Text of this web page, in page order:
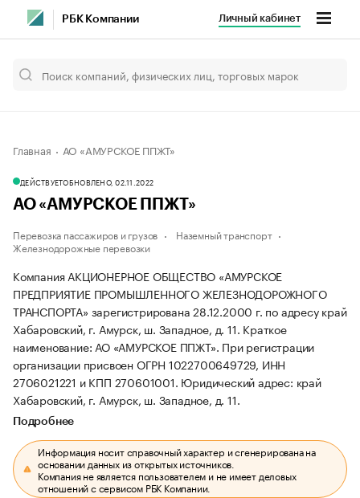
РБК Компании Личный кабинет
Главная АО «АМУРСКОЕ ППЖТ»
ДЕЙСТВУЕТОБНОВЛЕНО, 02.11.2022
АО «АМУРСКОЕ ППЖТ»
Перевозка пассажиров и грузов
Наземный транспорт
Железнодорожные перевозки
Компания АКЦИОНЕРНОЕ ОБЩЕСТВО «АМУРСКОЕ
ПРЕДПРИЯТИЕ ПРОМЫШЛЕННОГО ЖЕЛЕЗНОДОРОЖНОГО
ТРАНСПОРТА» зарегистрирована 28.12.2000 г. по адресу край
Хабаровский, г. Амурск, ш. Западное, д. 11. Краткое
наименование: АО «АМУРСКОЕ ППЖТ». При регистрации
организации присвоен ОГРН 1022700649729, ИНН
2706021221 и КПП 270601001. Юридический адрес: край
Хабаровский, г. Амурск, ш. Западное, д. 11.
Подробнее
Информация носит справочный характер и сгенерирована на
основании данных из открытых источников.
Компания не является пользователем и не имеет деловых
отношений с сервисом РБК Компании.